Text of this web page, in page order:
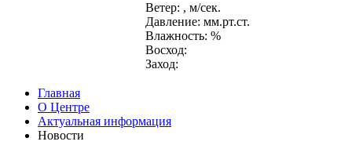
Ветер: , м/сек.
Давление: мм.рт.ст.
Влажность: %
Восход:
Заход:
Главная
О Центре
Актуальная информация
Новости